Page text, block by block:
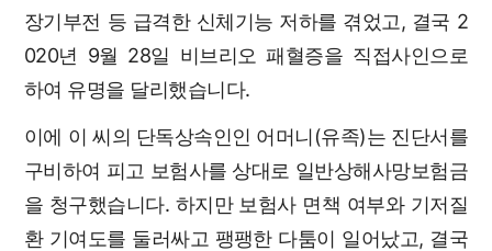
장기부전 등 급격한 신체기능 저하를 겪었고, 결국 2
020년 9월 28일 비브리오 패혈증을 직접사인으로
하여 유명을 달리했습니다.
이에 이 씨의 단독상속인인 어머니(유족)는 진단서를
구비하여 피고 보험사를 상대로 일반상해사망보험금
을 청구했습니다. 하지만 보험사 면책 여부와 기저질
환 기여도를 둘러싸고 팽팽한 다툼이 일어났고, 결국